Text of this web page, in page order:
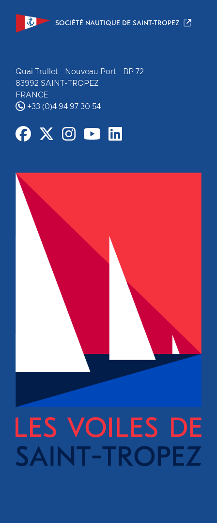
SOCIÉTÉ NAUTIQUE DE SAINT-TROPEZ
Quai Trullet - Nouveau Port - BP 72
83992 SAINT-TROPEZ
FRANCE
+33 (0)4 94 97 30 54